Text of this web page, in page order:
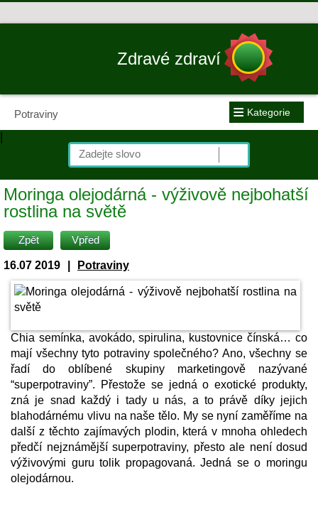
Zdravé zdraví
Potraviny ≡ Kategorie
|
Moringa olejodárná - výživově nejbohatší
rostlina na světě
Zpět Vpřed
16.07 2019 Potraviny
Chia semínka, avokádo, spirulina, kustovnice čínská… co
mají všechny tyto potraviny společného? Ano, všechny se
řadí do oblíbené skupiny marketingově nazývané
“superpotraviny”. Přestože se jedná o exotické produkty,
zná je snad každý i tady u nás, a to právě díky jejich
blahodárnému vlivu na naše tělo. My se nyní zaměříme na
další z těchto zajímavých plodin, která v mnoha ohledech
předčí nejznámější superpotraviny, přesto ale není dosud
výživovými guru tolik propagovaná. Jedná se o moringu
olejodárnou.